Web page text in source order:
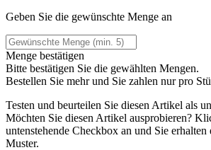
Geben Sie die gewünschte Menge an
Menge bestätigen
Bitte bestätigen Sie die gewählten Mengen.
Bestellen Sie mehr und Sie zahlen nurpro
Testen und beurteilen Sie diesen Artikel als
Möchten Sie diesen Artikel ausprobieren?
untenstehende Checkbox an und Sie erhalten
Muster.